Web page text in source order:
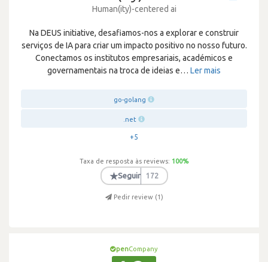
Human(ity)-centered ai
Na DEUS initiative, desafiamos-nos a explorar e construir
serviços de IA para criar um impacto positivo no nosso futuro.
Conectamos os institutos empresariais, académicos e
governamentais na troca de ideias e… Ler mais
go-golang
.net
+5
Taxa de resposta às reviews: 100%
★Seguir 172
Pedir review (1)
penCompany